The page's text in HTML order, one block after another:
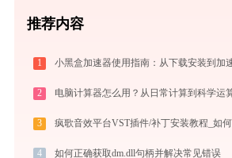
推荐内容
1
2
3 疯歌音效平台VST插件/补丁安装教程_如
4 如何正确获取dm.dll句柄并解决常见错误